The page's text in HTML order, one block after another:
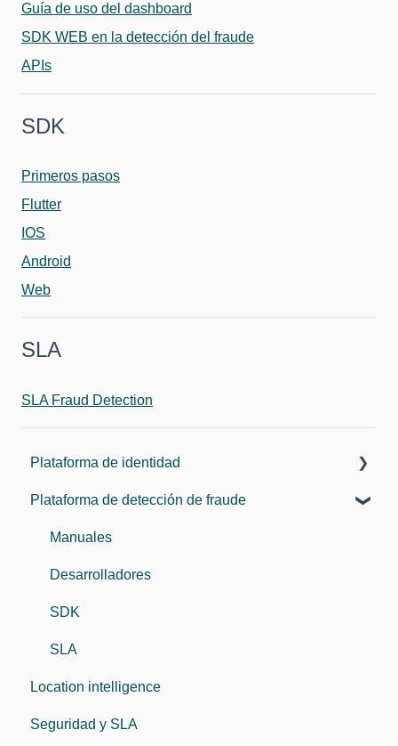
Guía de uso del dashboard
SDK WEB en la detección del fraude
APIs
SDK
Primeros pasos
Flutter
IOS
Android
Web
SLA
SLA Fraud Detection
Plataforma de identidad
Componentes
Guía del usuario
Guia del administrador
Plataforma de identidad
Protocolos de integración
Integraciones
SLA
Plataforma de detección de fraude
Manuales
Desarrolladores
SDK
SLA
Location intelligence
Seguridad y SLA